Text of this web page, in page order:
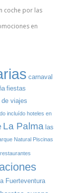
coche por las
en
carnaval
fiestas
viajes
incluído hoteles en
La Palma las
Natural Piscinas
restaurantes
Fuerteventura